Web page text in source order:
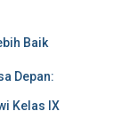
Baik
Depan:
Kelas IX